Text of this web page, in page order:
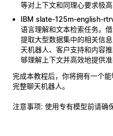
等对上下文和同理心要求极高
IBM slate-125m-english-
语言理解和文本检索任务。
提取大型数据集中的相关信
天机器人、客户支持和内容
够理解上下文并高效地提供准
完成本教程后，你将拥有一个
完整聊天机器人。
注意事项: 使用专有模型前请确